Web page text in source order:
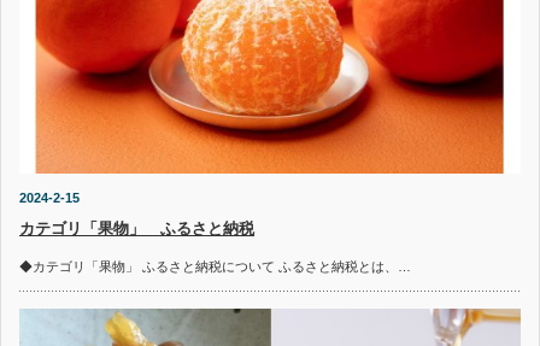
2024-2-15
カテゴリ「果物」 ふるさと納税
◆カテゴリ「果物」 ふるさと納税について ふるさと納税とは、…